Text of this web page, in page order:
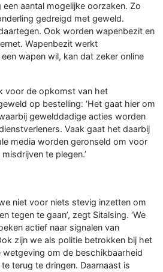
aantal mogelijke oorzaken. Zo
gedreigd met geweld.
Ook worden wapenbezit en
Wapenbezit werkt
wapen wil, kan dat zeker online
voor de opkomst van het
op bestelling: ‘Het gaat hier om
gewelddadige acties worden
Vaak gaat het daarbij
media worden geronseld om voor
te plegen.’
niet voor niets stevig inzetten om
tegen te gaan’, zegt Sitalsing. ‘We
actief naar signalen van
zijn we als politie betrokken bij het
wetgeving om de beschikbaarheid
terug te dringen. Daarnaast is